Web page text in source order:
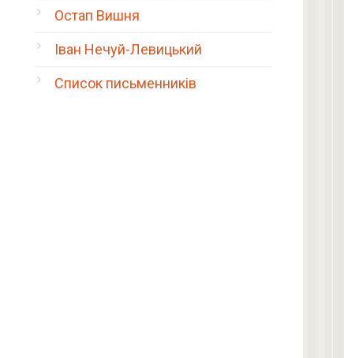
Остап Вишня
Іван Нечуй-Левицький
Список письменників